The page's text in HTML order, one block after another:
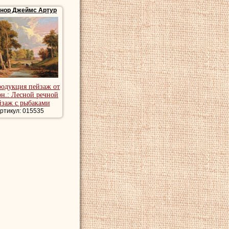
здесь в течение
академии Royal
7 января 1841
Королевской
Джеймс Артур
пейзаж от
Лесной речной
с рыбаками
015535